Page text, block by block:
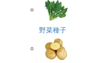
野菜種子